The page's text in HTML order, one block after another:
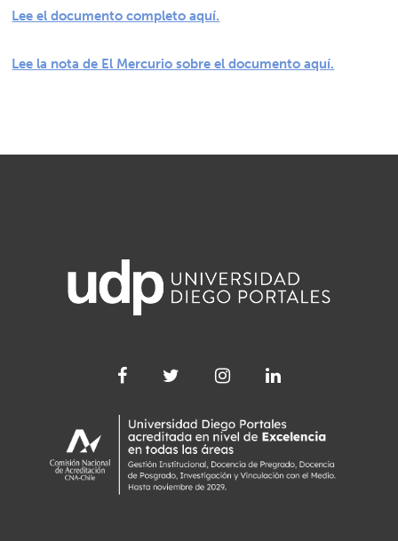
Lee el documento completo aquí.
Lee la nota de El Mercurio sobre el documento aquí.